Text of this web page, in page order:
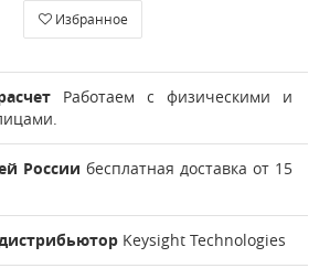
Избранное
Работаем с физическими и
России бесплатная доставка от 15
Keysight Technologies